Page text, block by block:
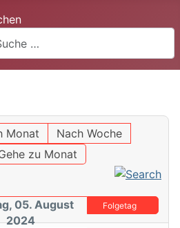
Monat
Nach Woche
zu Monat
05. August
2024
Folgetag